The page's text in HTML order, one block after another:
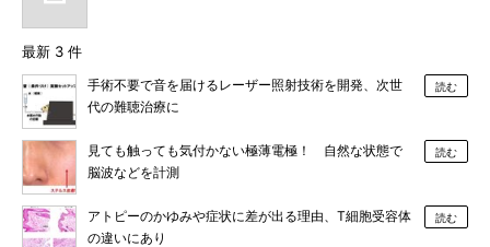
最新 3 件
手術不要で音を届けるレーザー照射技術を開発、次世
代の難聴治療に
読む
見ても触っても気付かない極薄電極！ 自然な状態で
脳波などを計測
読む
アトピーのかゆみや症状に差が出る理由、T細胞受容体
の違いにあり
読む